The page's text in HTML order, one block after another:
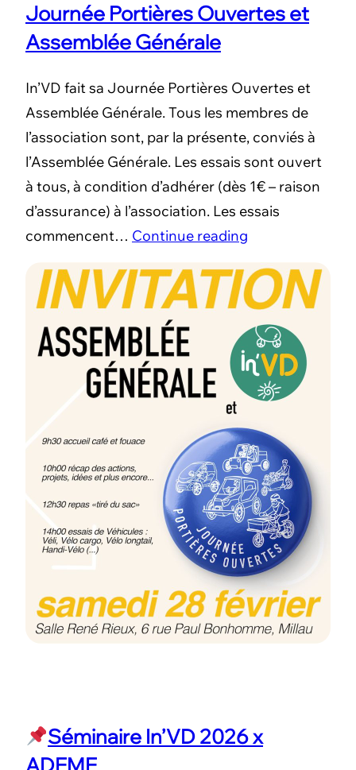
Journée Portières Ouvertes et
Assemblée Générale
In’VD fait sa Journée Portières Ouvertes et
Assemblée Générale. Tous les membres de
l’association sont, par la présente, conviés à
l’Assemblée Générale. Les essais sont ouvert
à tous, à condition d’adhérer (dès 1€ – raison
d’assurance) à l’association. Les essais
commencent… Continue reading
Séminaire In’VD 2026 x
ADEME